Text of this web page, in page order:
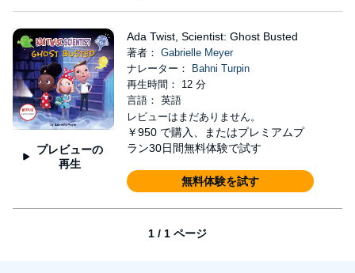
プレビューの
再生
Ada Twist, Scientist: Ghost Busted
著者： Gabrielle Meyer
ナレーター：
Bahni Turpin
再生時間： 12 分
言語： 英語
レビューはまだありません。
￥950 で購入、またはプレミアムプ
ラン30日間無料体験で試す
無料体験を試す
1 / 1 ページ